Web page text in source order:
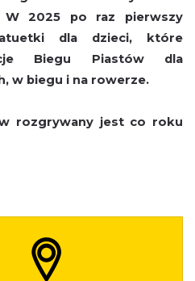
W 2025 po raz pierwszy
dla dzieci, które
Biegu Piastów dla
w biegu i na rowerze.
rozgrywany jest co roku